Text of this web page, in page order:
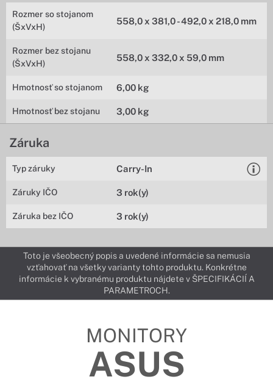
Rozmer so stojanom
(ŠxVxH)
558,0 x 381,0 - 492,0 x 218,0 mm
Rozmer bez stojanu
(ŠxVxH)
558,0 x 332,0 x 59,0 mm
Hmotnosť so stojanom 6,00 kg
Hmotnosť bez stojanu 3,00 kg
Záruka
Typ záruky Carry-In
Záruky IČO 3 rok(y)
Záruka bez IČO 3 rok(y)
Toto je všeobecný popis a uvedené informácie sa nemusia
vzťahovať na všetky varianty tohto produktu. Konkrétne
informácie k vybranému produktu nájdete v ŠPECIFIKÁCIÍ A
PARAMETROCH.
MONITORY
ASUS